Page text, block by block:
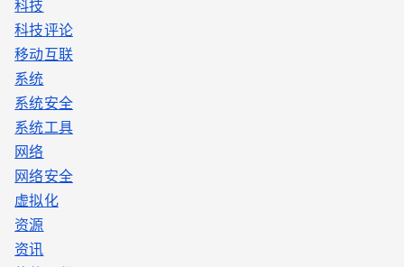
科技
科技评论
移动互联
系统
系统安全
系统工具
网络
网络安全
虚拟化
资源
资讯